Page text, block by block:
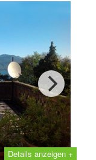
Details anzeigen +